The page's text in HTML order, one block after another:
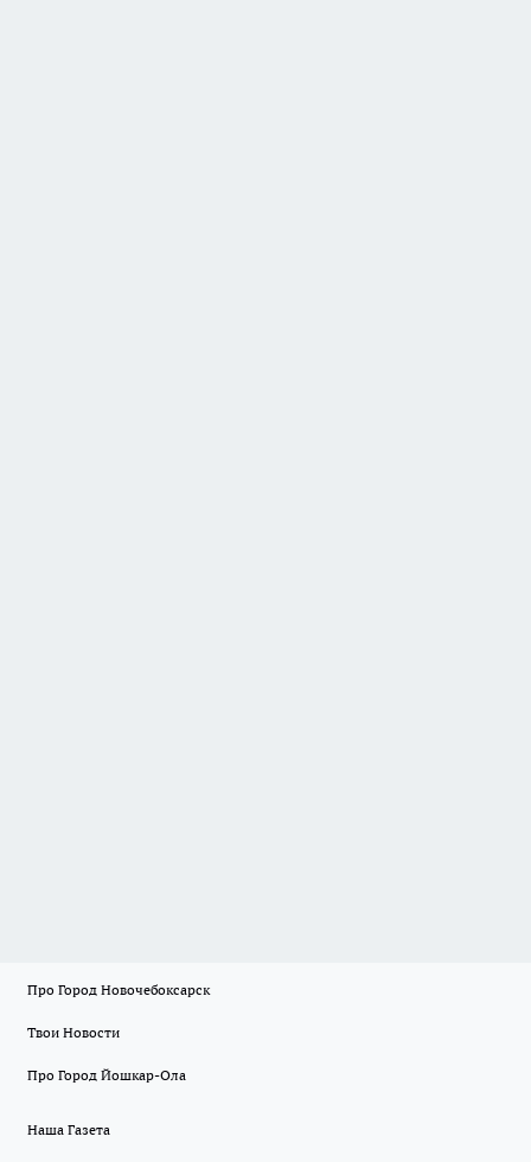
Про Город Новочебоксарск
Твои Новости
Про Город Йошкар-Ола
Наша Газета